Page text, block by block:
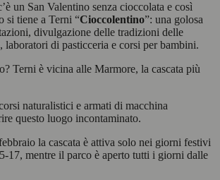
un San Valentino senza cioccolata e così
si tiene a Terni “Cioccolentino”: una golosa
divulgazione delle tradizioni delle
laboratori di pasticceria e corsi per bambini.
Terni è vicina alle Marmore, la cascata più
naturalistici e armati di macchina
questo luogo incontaminato.
la cascata è attiva solo nei giorni festivi
17, mentre il parco è aperto tutti i giorni dalle